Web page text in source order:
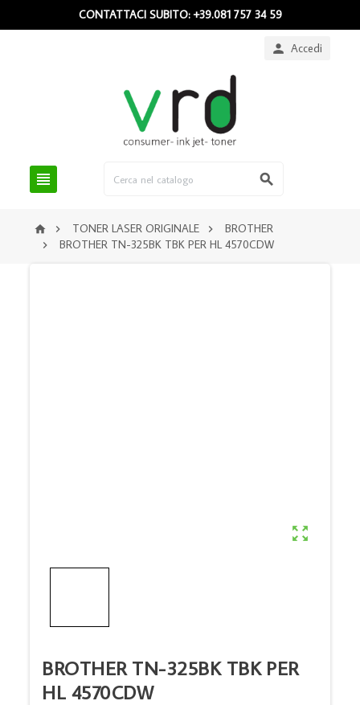
CONTATTACI SUBITO: +39.081 757 34 59
 Accedi
 
  TONER LASER ORIGINALE  BROTHER
 BROTHER TN-325BK TBK PER HL 4570CDW

BROTHER TN-325BK TBK PER
HL 4570CDW